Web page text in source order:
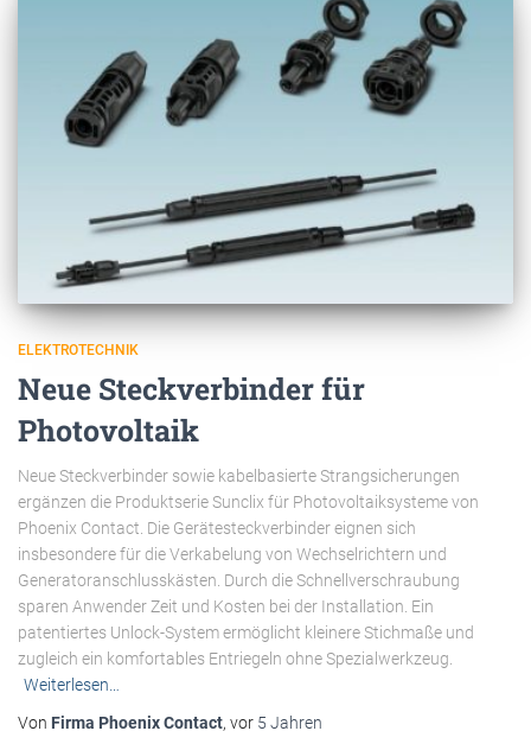
ELEKTROTECHNIK
Neue Steckverbinder für
Photovoltaik
Neue Steckverbinder sowie kabelbasierte Strangsicherungen
ergänzen die Produktserie Sunclix für Photovoltaiksysteme von
Phoenix Contact. Die Gerätesteckverbinder eignen sich
insbesondere für die Verkabelung von Wechselrichtern und
Generatoranschlusskästen. Durch die Schnellverschraubung
sparen Anwender Zeit und Kosten bei der Installation. Ein
patentiertes Unlock-System ermöglicht kleinere Stichmaße und
zugleich ein komfortables Entriegeln ohne Spezialwerkzeug.
Weiterlesen…
Von Firma Phoenix Contact, vor 5 Jahren